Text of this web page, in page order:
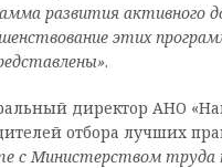
развития активного
этих
.
директор АНО
отбора лучших
с Министерством труда